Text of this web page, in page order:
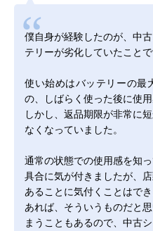
僕自身が経験したのが、中
テリーが劣化していたことで
使い始めはバッテリーの最
の、しばらく使った後に使
しかし、返品期限が非常に
なくなっていました。
通常の状態での使用感を知
具合に気が付きましたが、
あることに気付くことはで
あれば、そういうものだと
まうこともあるので、中古